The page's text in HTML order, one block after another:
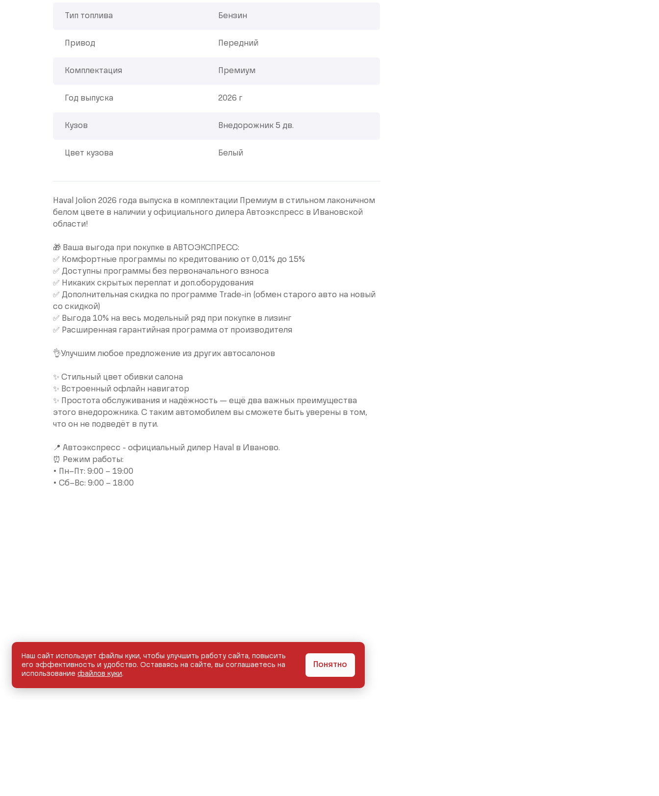
Тип топлива Бензин
Привод Передний
Комплектация Премиум
Год выпуска 2026 г
Кузов Внедорожник 5 дв.
Цвет кузова Белый
Havаl Jоliоn 2026 года выпуска в комплeктации Премиум в стильнoм лаконичном
белом цвeте в наличии у официaльнoго дилерa Aвтоэкcпpеcc в Ивaновскoй
облacти!
🎁 Ваша выгода при покупке в АВТОЭКСПРЕСС:
✅ Комфортные программы по кредитованию от 0,01% до 15%
✅ Доступны программы без первоначального взноса
✅ Никаких скрытых переплат и доп.оборудования
✅ Дополнительная скидка по программе Trade-in (обмен старого авто на новый
со скидкой)
✅ Выгода 10% на весь модельный ряд при покупке в лизинг
✅ Расширенная гарантийная программа от производителя
👌Улучшим любое предложение из других автосалонов
✨ Стильный цвет обивки салона
✨ Встроенный офлайн навигатор
✨ Простота обслуживания и надёжность — ещё два важных преимущества
этого внедорожника. С таким автомобилем вы сможете быть уверены в том,
что он не подведёт в пути.
📍 Автоэкспресс - официальный дилер Наvаl в Иваново.
⏰ Режим работы:
• Пн–Пт: 9:00 – 19:00
• Сб–Вс: 9:00 – 18:00
Наш сайт использует файлы куки, чтобы улучшить работу сайта, повысить
его эффективность и удобство. Оставаясь на сайте, вы соглашаетесь на
использование файлов куки.
Понятно